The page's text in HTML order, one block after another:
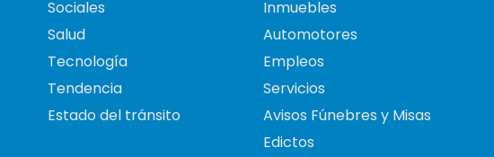
Sociales
Salud
Tecnología
Tendencia
Estado del tránsito
Inmuebles
Automotores
Empleos
Servicios
Avisos Fúnebres y Misas
Edictos